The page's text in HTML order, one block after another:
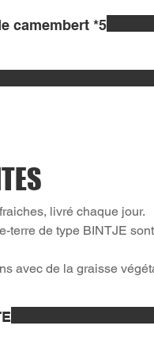
camembert *5
livré chaque jour.
terre de type BINTJE
avec de la graisse